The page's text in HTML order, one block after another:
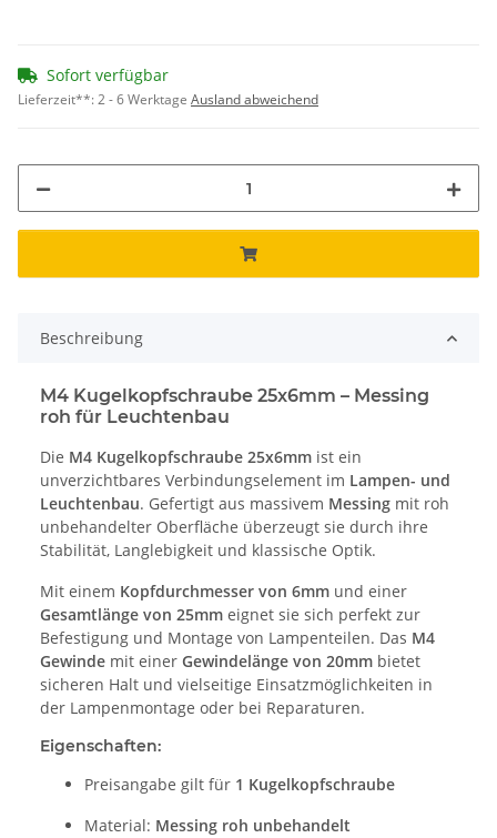
Sofort verfügbar
Lieferzeit**:2 - 6 Werktage Ausland abweichend
Beschreibung
M4 Kugelkopfschraube 25x6mm – Messing
roh für Leuchtenbau
Die M4 Kugelkopfschraube 25x6mm ist ein
unverzichtbares Verbindungselement im Lampen- und
Leuchtenbau. Gefertigt aus massivem Messing mit roh
unbehandelter Oberfläche überzeugt sie durch ihre
Stabilität, Langlebigkeit und klassische Optik.
Mit einem Kopfdurchmesser von 6mm und einer
Gesamtlänge von 25mm eignet sie sich perfekt zur
Befestigung und Montage von Lampenteilen. Das M4
Gewinde mit einer Gewindelänge von 20mm bietet
sicheren Halt und vielseitige Einsatzmöglichkeiten in
der Lampenmontage oder bei Reparaturen.
Eigenschaften:
Preisangabe gilt für 1 Kugelkopfschraube
Material: Messing roh unbehandelt